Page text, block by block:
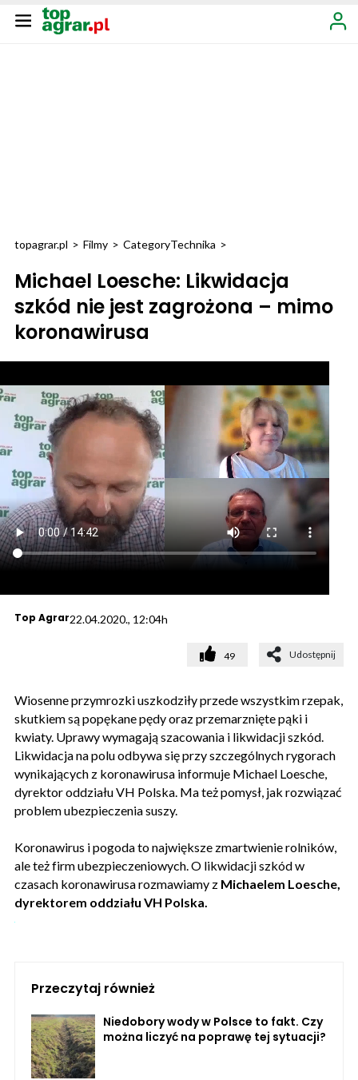
topagrar.pl > Filmy > CategoryTechnika >
Michael Loesche: Likwidacja
szkód nie jest zagrożona – mimo
koronawirusa
Top Agrar22.04.2020., 12:04h
49 Udostępnij
Wiosenne przymrozki uszkodziły przede wszystkim rzepak,
skutkiem są popękane pędy oraz przemarznięte pąki i
kwiaty. Uprawy wymagają szacowania i likwidacji szkód.
Likwidacja na polu odbywa się przy szczególnych rygorach
wynikających z koronawirusa informuje Michael Loesche,
dyrektor oddziału VH Polska. Ma też pomysł, jak rozwiązać
problem ubezpieczenia suszy.
Koronawirus i pogoda to największe zmartwienie rolników,
ale też firm ubezpieczeniowych. O likwidacji szkód w
czasach koronawirusa rozmawiamy z Michaelem Loesche,
dyrektorem oddziału VH Polska.
Przeczytaj również
Niedobory wody w Polsce to fakt. Czy
można liczyć na poprawę tej sytuacji?